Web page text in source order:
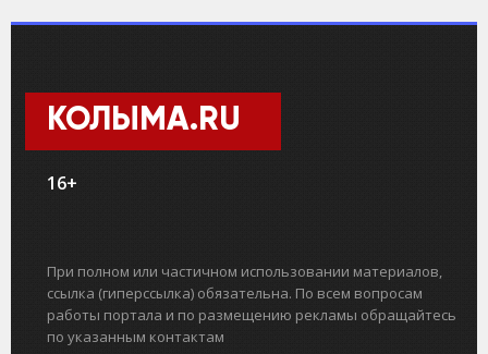
КОЛЫМА.RU
16+
При полном или частичном использовании материалов,
ссылка (гиперссылка) обязательна. По всем вопросам
работы портала и по размещению рекламы обращайтесь
по указанным контактам